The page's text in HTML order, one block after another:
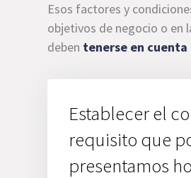
Esos factores y
objetivos de negocio o en
deben tenerse en
Establecer el
requisito que
presentamos